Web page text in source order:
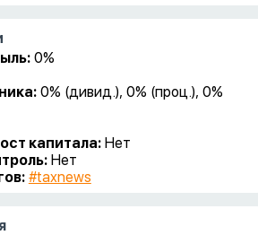
0%
0% (дивид.), 0% (проц.), 0%
капитала:Нет
Нет
#taxnews